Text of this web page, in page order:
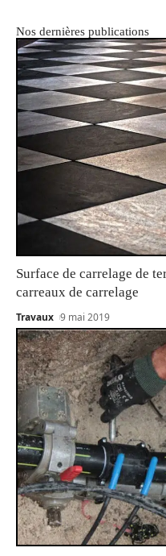
Nos dernières publications
Surface de carrelage de
carreaux de carrelage
Travaux 9 mai 2019